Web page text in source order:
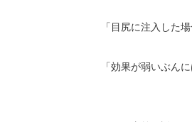
「目尻に注入した
「効果が弱いぶん